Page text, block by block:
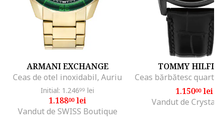
ARMANI EXCHANGE
Ceas de otel inoxidabil, Auriu
Initial: 1.24699 lei
1.18800lei
Vandut de SWISS Boutique
TOMMY
1.15000lei
Vandut de